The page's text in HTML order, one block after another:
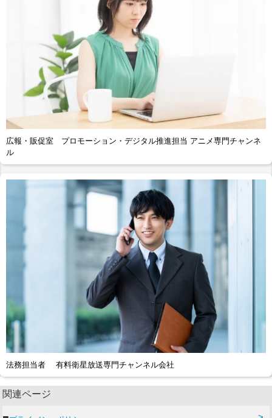
広報・販促室 プロモーション・デジタル推進担当 アニメ専門チャンネ
ル
法務担当者 有料衛星放送専門チャンネル会社
関連ページ